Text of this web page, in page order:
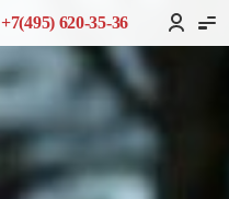
+7(495) 620-35-36